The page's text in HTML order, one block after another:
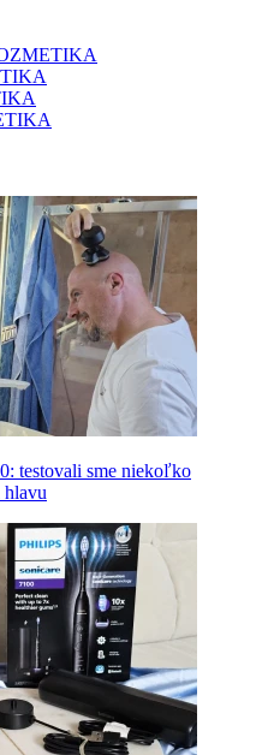
testovali sme niekoľko
hlavu